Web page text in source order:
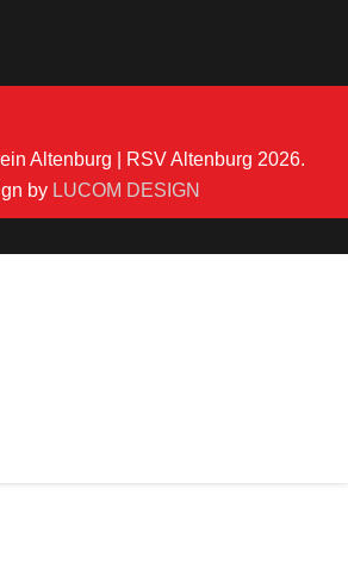
Altenburg | RSV Altenburg 2026.
by LUCOM DESIGN